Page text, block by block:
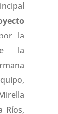
la
la
Ríos,